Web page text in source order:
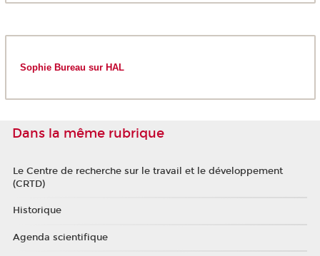
Sophie Bureau sur HAL
Dans la même rubrique
Le Centre de recherche sur le travail et le développement
(CRTD)
Historique
Agenda scientifique